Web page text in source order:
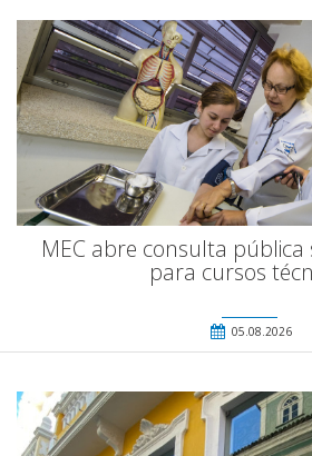
MEC abre consulta
para cursos
05.08.2026